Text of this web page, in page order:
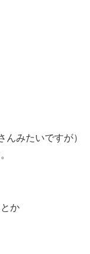
んみたいですが）
か